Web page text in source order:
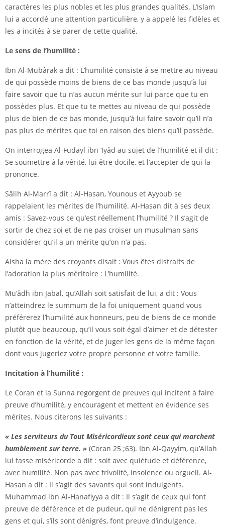
caractères les plus nobles et les plus grandes qualités. L’Islam
lui a accordé une attention particulière, y a appelé les fidèles et
les a incités à se parer de cette qualité.
Le sens de l’humilité :
Ibn Al-Mubârak a dit : L’humilité consiste à se mettre au niveau
de qui possède moins de biens de ce bas monde jusqu’à lui
faire savoir que tu n’as aucun mérite sur lui parce que tu en
possèdes plus. Et que tu te mettes au niveau de qui possède
plus de bien de ce bas monde, jusqu’à lui faire savoir qu’il n’a
pas plus de mérites que toi en raison des biens qu’il possède.
On interrogea Al-Fudayl ibn ‘Iyâd au sujet de l’humilité et il dit :
Se soumettre à la vérité, lui être docile, et l’accepter de qui la
prononce.
Sâlih Al-Marrî a dit : Al-Hasan, Younous et Ayyoub se
rappelaient les mérites de l’humilité. Al-Hasan dit à ses deux
amis : Savez-vous ce qu’est réellement l’humilité ? Il s’agit de
sortir de chez soi et de ne pas croiser un musulman sans
considérer qu’il a un mérite qu’on n’a pas.
Aisha la mère des croyants disait : Vous êtes distraits de
l’adoration la plus méritoire : L’humilité.
Mu’âdh ibn Jabal, qu’Allah soit satisfait de lui, a dit : Vous
n’atteindrez le summum de la foi uniquement quand vous
préférerez l’humilité aux honneurs, peu de biens de ce monde
plutôt que beaucoup, qu’il vous soit égal d’aimer et de détester
en fonction de la vérité, et de juger les gens de la même façon
dont vous jugeriez votre propre personne et votre famille.
Incitation à l’humilité :
Le Coran et la Sunna regorgent de preuves qui incitent à faire
preuve d’humilité, y encouragent et mettent en évidence ses
mérites. Nous citerons les suivants :
« Les serviteurs du Tout Miséricordieux sont ceux qui marchent
humblement sur terre. » (Coran 25 ;63). Ibn Al-Qayyim, qu’Allah
lui fasse miséricorde a dit : soit avec quiétude et déférence,
avec humilité. Non pas avec frivolité, insolence ou orgueil. Al-
Hasan a dit : Il s’agit des savants qui sont indulgents.
Muhammad ibn Al-Hanafiyya a dit : Il s’agit de ceux qui font
preuve de déférence et de pudeur, qui ne dénigrent pas les
gens et qui, s’ils sont dénigrés, font preuve d’indulgence.